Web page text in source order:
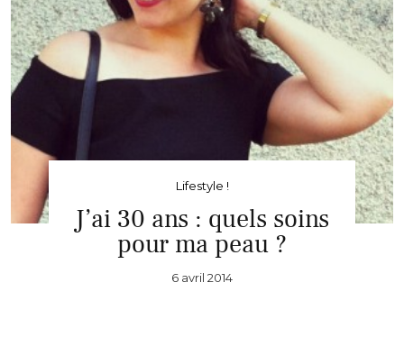
Lifestyle !
J’ai 30 ans : quels soins
pour ma peau ?
6 avril 2014